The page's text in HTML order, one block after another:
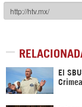
El
Crimea